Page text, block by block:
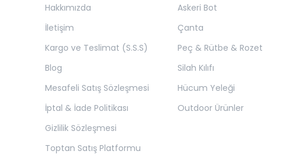
Hakkımızda
İletişim
Kargo ve Teslimat (S.S.S)
Blog
Mesafeli Satış Sözleşmesi
İptal & İade Politikası
Gizlilik Sözleşmesi
Toptan Satış Platformu
Askeri Bot
Çanta
Peç & Rütbe & Rozet
Silah Kılıfı
Hücum Yeleği
Outdoor Ürünler